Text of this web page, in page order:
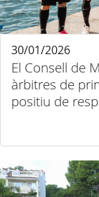
El Consell de
àrbitres de
positiu de
30/01/2026